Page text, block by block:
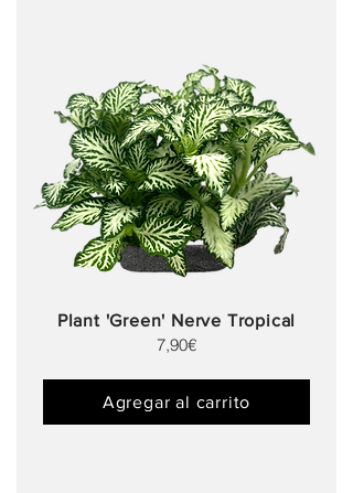
Plant 'Green' Nerve Tropical
7,90€
Agregar al carrito